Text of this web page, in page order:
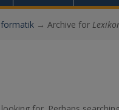
→ Archive for